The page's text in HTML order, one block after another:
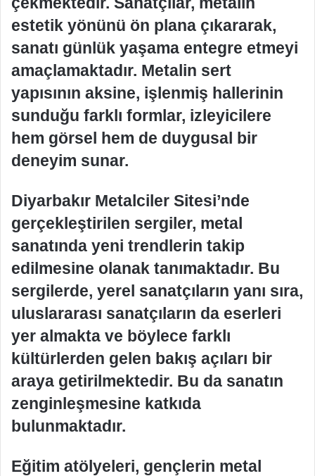
estetik yönünü ön plana çıkararak,
sanatı günlük yaşama entegre etmeyi
amaçlamaktadır. Metalin sert
yapısının aksine, işlenmiş hallerinin
sunduğu farklı formlar, izleyicilere
hem görsel hem de duygusal bir
deneyim sunar.
Diyarbakır Metalciler Sitesi’nde
gerçekleştirilen sergiler, metal
sanatında yeni trendlerin takip
edilmesine olanak tanımaktadır. Bu
sergilerde, yerel sanatçıların yanı sıra,
uluslararası sanatçıların da eserleri
yer almakta ve böylece farklı
kültürlerden gelen bakış açıları bir
araya getirilmektedir. Bu da sanatın
zenginleşmesine katkıda
bulunmaktadır.
Eğitim atölyeleri, gençlerin metal